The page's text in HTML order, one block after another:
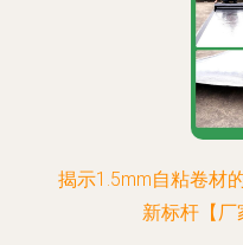
揭示1.5mm自粘卷材
新标杆【厂